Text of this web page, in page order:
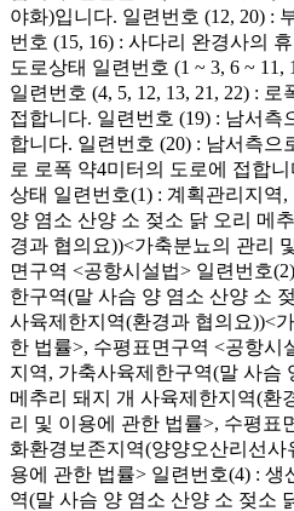
야화)입니다. 일련번호 (12, 20) :
번호 (15, 16) : 사다리 완경사의
도로상태 일련번호 (1 ~ 3, 6 ~ 11,
일련번호 (4, 5, 12, 13, 21, 22) :
접합니다. 일련번호 (19) : 남서측
합니다. 일련번호 (20) : 남서측으
로 로폭 약4미터의 도로에 접합
상태 일련번호(1) : 계획관리지역
양 염소 산양 소 젖소 닭 오리 메
경과 협의요))<가축분뇨의 관리
면구역 <공항시설법> 일련번호
한구역(말 사슴 양 염소 산양 소
사육제한지역(환경과 협의요))<
한 법률>, 수평표면구역 <공항시
지역, 가축사육제한구역(말 사슴
메추리 돼지 개 사육제한지역(환
리 및 이용에 관한 법률>, 수평표
화환경보존지역(양양오산리선
용에 관한 법률> 일련번호(4) :
역(말 사슴 양 염소 산양 소 젖소